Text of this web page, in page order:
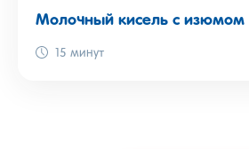
Молочный кисель с изюмом
15 минут